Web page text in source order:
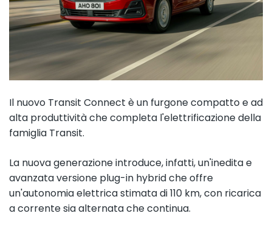
Il nuovo Transit Connect è un furgone compatto e ad
alta produttività che completa l'elettrificazione della
famiglia Transit.
La nuova generazione introduce, infatti, un'inedita e
avanzata versione plug-in hybrid che offre
un'autonomia elettrica stimata di 110 km, con ricarica
a corrente sia alternata che continua.